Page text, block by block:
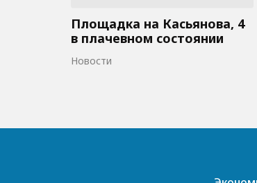
Площадка на Касьянова, 4
в плачевном состоянии
Новости